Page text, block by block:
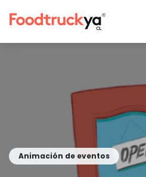
Animación de eventos